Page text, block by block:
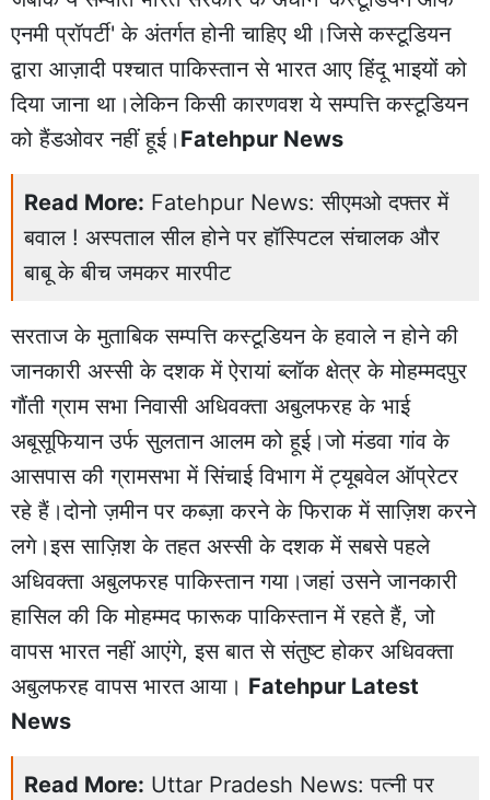
एनमी प्रॉपर्टी' के अंतर्गत होनी चाहिए थी।जिसे कस्टूडियन
द्वारा आज़ादी पश्चात पाकिस्तान से भारत आए हिंदू भाइयों को
दिया जाना था।लेकिन किसी कारणवश ये सम्पत्ति कस्टूडियन
को हैंडओवर नहीं हूई। Fatehpur News
Read More: Fatehpur News: सीएमओ दफ्तर में
बवाल ! अस्पताल सील होने पर हॉस्पिटल संचालक और
बाबू के बीच जमकर मारपीट
सरताज के मुताबिक सम्पत्ति कस्टूडियन के हवाले न होने की
जानकारी अस्सी के दशक में ऐरायां ब्लॉक क्षेत्र के मोहम्मदपुर
गौंती ग्राम सभा निवासी अधिवक्ता अबुलफरह के भाई
अबूसूफियान उर्फ सुलतान आलम को हूई।जो मंडवा गांव के
आसपास की ग्रामसभा में सिंचाई विभाग में ट्यूबवेल ऑप्रेटर
रहे हैं।दोनो ज़मीन पर कब्ज़ा करने के फिराक में साज़िश करने
लगे।इस साज़िश के तहत अस्सी के दशक में सबसे पहले
अधिवक्ता अबुलफरह पाकिस्तान गया।जहां उसने जानकारी
हासिल की कि मोहम्मद फारूक पाकिस्तान में रहते हैं, जो
वापस भारत नहीं आएंगे, इस बात से संतुष्ट होकर अधिवक्ता
अबुलफरह वापस भारत आया। Fatehpur Latest
News
Read More: Uttar Pradesh News: पत्नी पर